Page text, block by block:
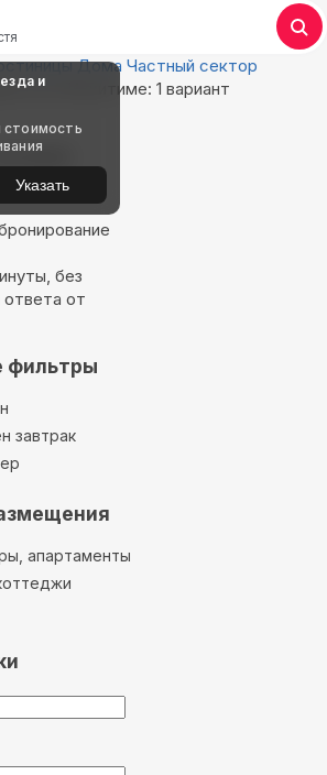
Дома Частный сектор
в Искитиме: 1 вариант
без
от
фильтры
завтрак
апартаменты
и
стоимость
Указать